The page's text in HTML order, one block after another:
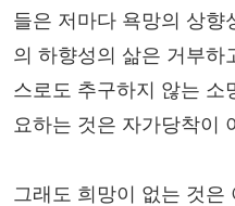
들은 저마다 욕망의 상향
의 하향성의 삶은 거부하
스로도 추구하지 않는 소
요하는 것은 자가당착이
그래도 희망이 없는 것